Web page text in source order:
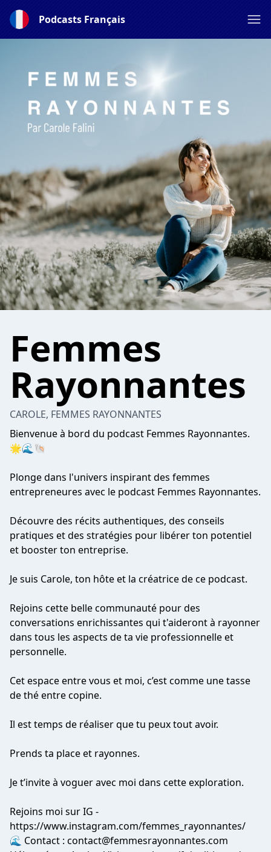
Podcasts Français
Femmes
Rayonnantes
CAROLE, FEMMES RAYONNANTES
Bienvenue à bord du podcast Femmes Rayonnantes.
🌟🌊🐚
Plonge dans l'univers inspirant des femmes
entrepreneures avec le podcast Femmes Rayonnantes.
Découvre des récits authentiques, des conseils
pratiques et des stratégies pour libérer ton potentiel
et booster ton entreprise.
Je suis Carole, ton hôte et la créatrice de ce podcast.
Rejoins cette belle communauté pour des
conversations enrichissantes qui t'aideront à rayonner
dans tous les aspects de ta vie professionnelle et
personnelle.
Cet espace entre vous et moi, c’est comme une tasse
de thé entre copine.
Il est temps de réaliser que tu peux tout avoir.
Prends ta place et rayonnes.
Je t’invite à voguer avec moi dans cette exploration.
Rejoins moi sur IG -
https://www.instagram.com/femmes_rayonnantes/
🌊 Contact : contact@femmesrayonnantes.com